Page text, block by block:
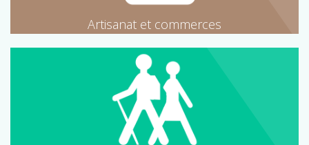
Artisanat et commerces